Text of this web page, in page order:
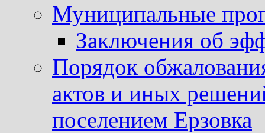
Муниципальные
Заключения об
Порядок
актов и иных
поселением Ерзовка